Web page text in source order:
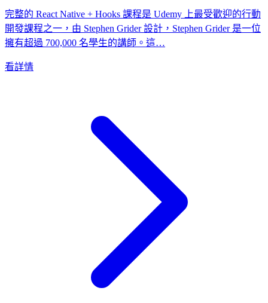
完整的 React Native + Hooks 課程是 Udemy 上最受歡迎的行動
開發課程之一，由 Stephen Grider 設計，Stephen Grider 是一位
擁有超過 700,000 名學生的講師。這…
看詳情